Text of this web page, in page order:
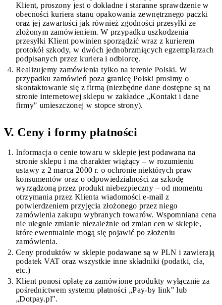
Klient, proszony jest o dokładne i staranne sprawdzenie w
obecności kuriera stanu opakowania zewnętrznego paczki
oraz jej zawartości jak również zgodności przesyłki ze
złożonym zamówieniem. W przypadku uszkodzenia
przesyłki Klient powinien sporządzić wraz z kurierem
protokół szkody, w dwóch jednobrzmiących egzemplarzach
podpisanych przez kuriera i odbiorcę.
Realizujemy zamówienia tylko na terenie Polski. W
przypadku zamówień poza granicę Polski prosimy o
skontaktowanie się z firmą (niezbędne dane dostępne są na
stronie internetowej sklepu w zakładce „Kontakt i dane
firmy" umieszczonej w stopce strony).
V. Ceny i formy płatności
Informacja o cenie towaru w sklepie jest podawana na
stronie sklepu i ma charakter wiążący – w rozumieniu
ustawy z 2 marca 2000 r. o ochronie niektórych praw
konsumentów oraz o odpowiedzialności za szkodę
wyrządzoną przez produkt niebezpieczny – od momentu
otrzymania przez Klienta wiadomości e-mail z
potwierdzeniem przyjęcia złożonego przez niego
zamówienia zakupu wybranych towarów. Wspomniana cena
nie ulegnie zmianie niezależnie od zmian cen w sklepie,
które ewentualnie mogą się pojawić po złożeniu
zamówienia.
Ceny produktów w sklepie podawane są w PLN i zawierają
podatek VAT oraz wszystkie inne składniki (podatki, cła,
etc.)
Klient ponosi opłatę za zamówione produkty wyłącznie za
pośrednictwem systemu płatności „Pay-by link" lub
„Dotpay.pl".